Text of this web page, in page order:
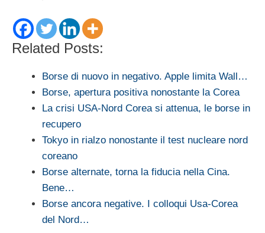
Related Posts:
Borse di nuovo in negativo. Apple limita Wall…
Borse, apertura positiva nonostante la Corea
La crisi USA-Nord Corea si attenua, le borse in
recupero
Tokyo in rialzo nonostante il test nucleare nord
coreano
Borse alternate, torna la fiducia nella Cina.
Bene…
Borse ancora negative. I colloqui Usa-Corea
del Nord…